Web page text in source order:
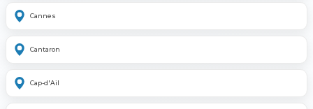
Cannes
Cantaron
Cap-d'Ail